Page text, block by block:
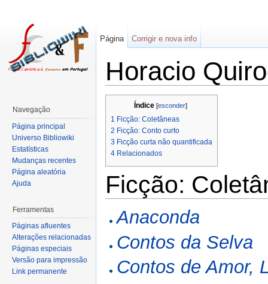
Horacio
Índice [esconder]
1 Ficção: Coletâneas
2 Ficção: Conto curto
3 Ficção curta não quantificada
4 Relacionados
Ficção:
Anaconda
Contos da Selva
Contos de Amor,
Página Corrigir e nova info
Navegação
Página principal
Universo Bibliowiki
Estatísticas
Mudanças recentes
Página aleatória
Ajuda
Ferramentas
Páginas afluentes
Alterações relacionadas
Páginas especiais
Versão para impressão
Link permanente